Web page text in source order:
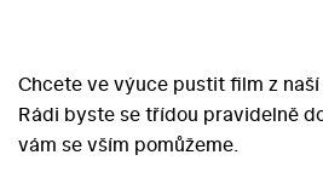
Chcete ve výuce pustit film z
Rádi byste se třídou pravidelně
vám se vším pomůžeme.